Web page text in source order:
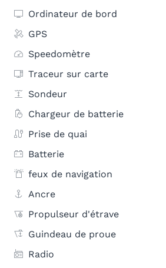
Ordinateur de bord
GPS
Speedomètre
Traceur sur carte
Sondeur
Chargeur de batterie
Prise de quai
Batterie
feux de navigation
Ancre
Propulseur d'étrave
Guindeau de proue
Radio